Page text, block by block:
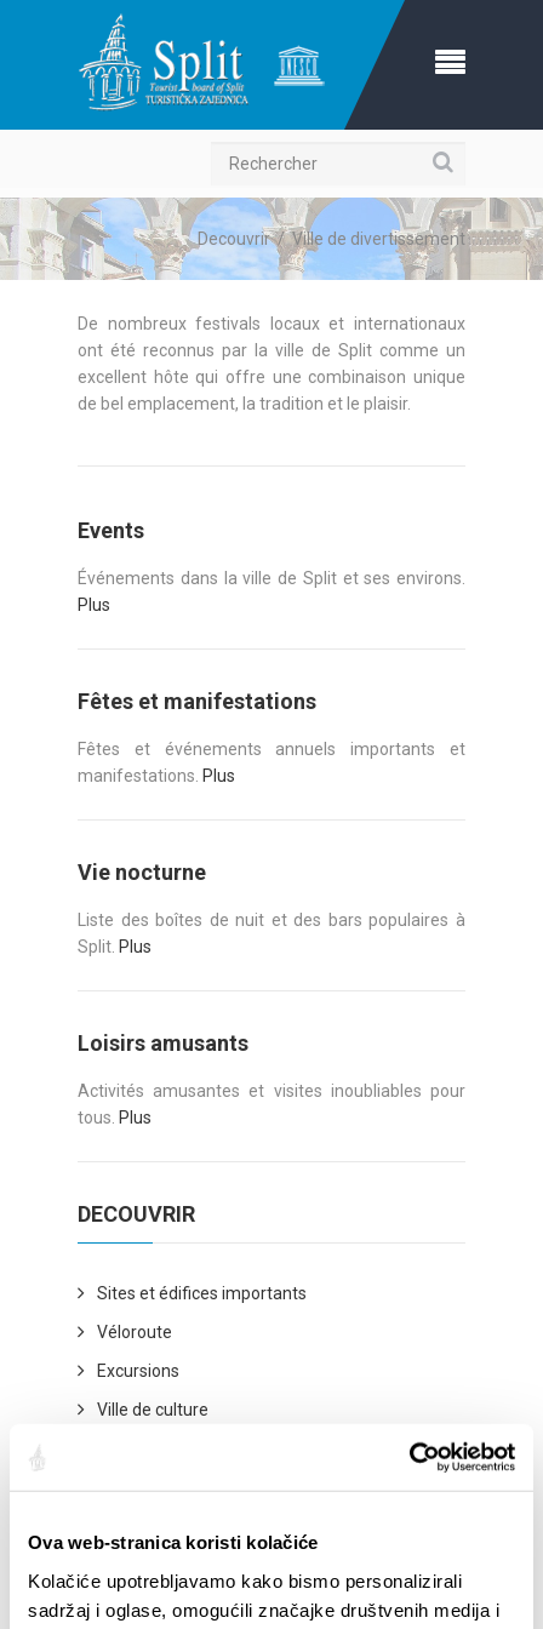
Ova web-stranica koristi kolačiće
Kolačiće upotrebljavamo kako bismo personalizirali
sadržaj i oglase, omogućili značajke društvenih medija i
Rechercher
Decouvrir/Ville de divertissement
De nombreux festivals locaux et internationaux
ont été reconnus par la ville de Split comme un
excellent hôte qui offre une combinaison unique
de bel emplacement, la tradition et le plaisir.
Events
Événements dans la ville de Split et ses environs.
Plus
Fêtes et manifestations
Fêtes et événements annuels importants et
manifestations. Plus
Vie nocturne
Liste des boîtes de nuit et des bars populaires à
Split. Plus
Loisirs amusants
Activités amusantes et visites inoubliables pour
tous. Plus
DECOUVRIR
Sites et édifices importants
Véloroute
Excursions
Ville de culture
Ville de la beauté naturelle
Wellness et Spa